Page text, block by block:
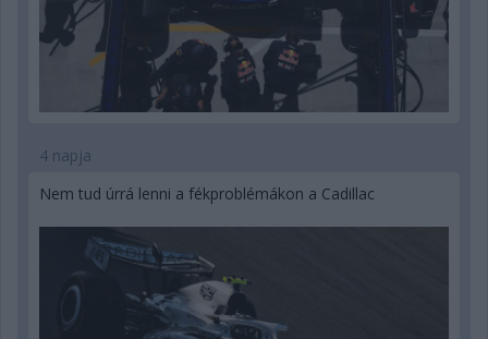
4 napja
Nem tud úrrá lenni a fékproblémákon a Cadillac